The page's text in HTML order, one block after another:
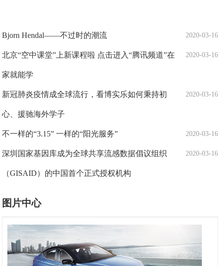
2020-03-16
Bjorn Hendal——不过时的潮流
2020-03-16
北京“空中课堂”上新课程啦 点击进入“腾讯频道”在
家就能学
2020-03-16
新冠肺炎疫情成全球流行，看博实乐如何秉持初
心、援驰海外学子
2020-03-16
不一样的“3.15” 一样的“阳光服务”
2020-03-16
深圳国家基因库成为全球共享流感数据倡议组织
（GISAID）的中国首个正式授权机构
图片中心